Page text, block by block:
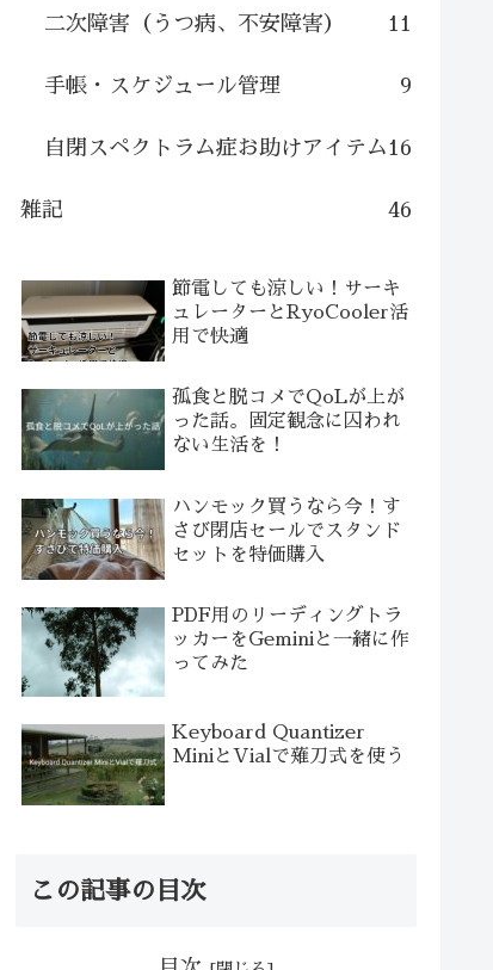
二次障害（うつ病、不安障害） 11
手帳・スケジュール管理 9
自閉スペクトラム症お助けアイテム16
雑記 46
節電しても涼しい！サーキ
ュレーターとRyoCooler活
用で快適
孤食と脱コメでQoLが上が
った話。固定観念に囚われ
ない生活を！
ハンモック買うなら今！す
さび閉店セールでスタンド
セットを特価購入
PDF用のリーディングトラ
ッカーをGeminiと一緒に作
ってみた
Keyboard Quantizer
MiniとVialで薙刀式を使う
この記事の目次